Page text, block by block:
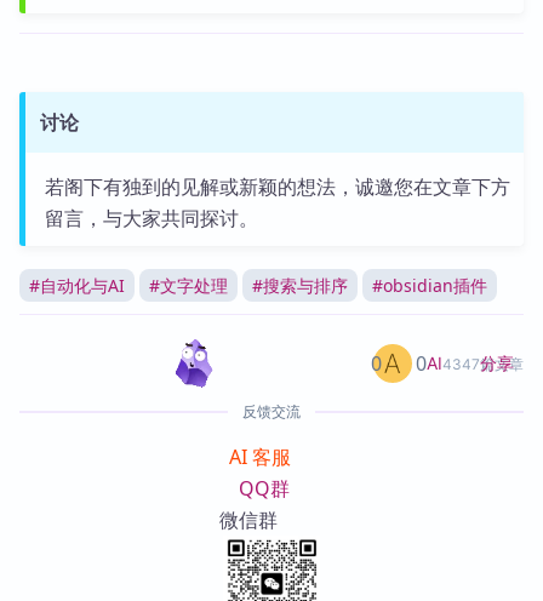
讨论
若阁下有独到的见解或新颖的想法，诚邀您在文章下方
留言，与大家共同探讨。
#自动化与AI #文字处理 #搜索与排序 #obsidian插件
AI4347篇文章
0 0 分享
反馈交流
AI 客服
QQ群
微信群